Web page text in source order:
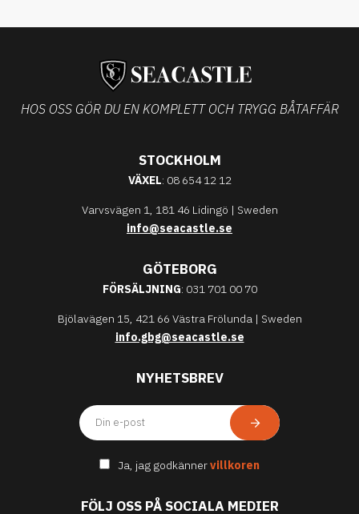
HOS OSS GÖR DU EN KOMPLETT OCH TRYGG BÅTAFFÄR
STOCKHOLM
VÄXEL: 08 654 12 12
Varvsvägen 1, 181 46 Lidingö | Sweden
info@seacastle.se
GÖTEBORG
FÖRSÄLJNING: 031 701 00 70
Bjölavägen 15, 421 66 Västra Frölunda | Sweden
info.gbg@seacastle.se
NYHETSBREV
Ja, jag godkännervillkoren
FÖLJ OSS PÅ SOCIALA MEDIER